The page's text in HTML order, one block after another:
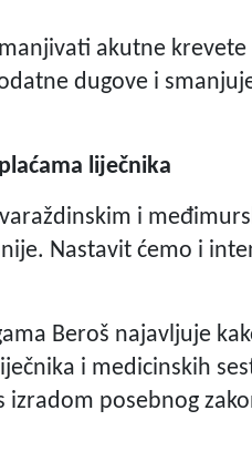
akutne
dugove i
liječnika
i
Nastavit ćemo i
Beroš najavljuje
i medicinskih
posebnog